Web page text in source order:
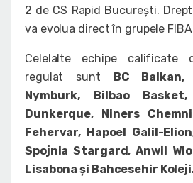
2 de CS Rapid București.
va evolua direct în grupele FIBA
Celelalte echipe calificate
regulat sunt
BC Balkan,
Nymburk, Bilbao
Dunkerque, Niners
Fehervar, Hapoel Galil-
Spojnia Stargard, Anwil
Lisabona și Bahcesehir